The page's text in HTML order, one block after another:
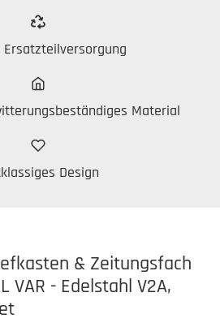
Ersatzteilversorgung
Material
Design
& Zeitungsfach
VAR - Edelstahl V2A,